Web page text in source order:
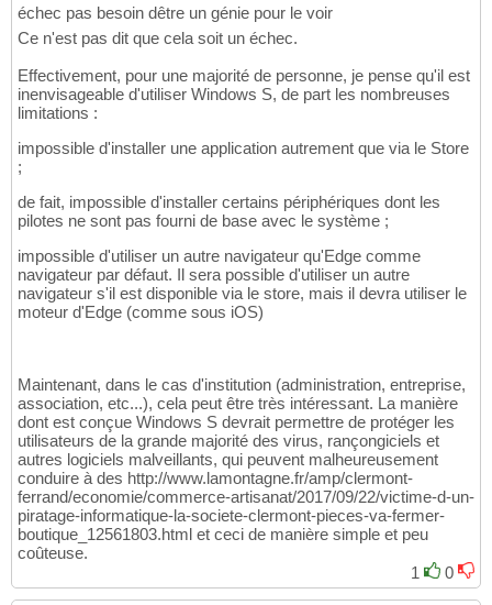
échec pas besoin dêtre un génie pour le voir
Ce n'est pas dit que cela soit un échec.
Effectivement, pour une majorité de personne, je pense qu'il est
inenvisageable d'utiliser Windows S, de part les nombreuses
limitations :
impossible d'installer une application autrement que via le Store
;
de fait, impossible d'installer certains périphériques dont les
pilotes ne sont pas fourni de base avec le système ;
impossible d'utiliser un autre navigateur qu'Edge comme
navigateur par défaut. Il sera possible d'utiliser un autre
navigateur s'il est disponible via le store, mais il devra utiliser le
moteur d'Edge (comme sous iOS)
Maintenant, dans le cas d'institution (administration, entreprise,
association, etc...), cela peut être très intéressant. La manière
dont est conçue Windows S devrait permettre de protéger les
utilisateurs de la grande majorité des virus, rançongiciels et
autres logiciels malveillants, qui peuvent malheureusement
conduire à des http://www.lamontagne.fr/amp/clermont-
ferrand/economie/commerce-artisanat/2017/09/22/victime-d-un-
piratage-informatique-la-societe-clermont-pieces-va-fermer-
boutique_12561803.html et ceci de manière simple et peu
coûteuse.
1
0